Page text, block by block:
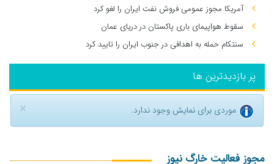
آمریکا مجوز عمومی فروش نفت ایران را لغو کرد
سقوط هواپیمای باری پاکستان در دریای عمان
سنتکام حمله به اهدافی در جنوب ایران را تایید کرد
پر بازدیدترین ها
× موردی برای نمایش وجود ندارد.
مجوز فعالیت خارگ نیوز